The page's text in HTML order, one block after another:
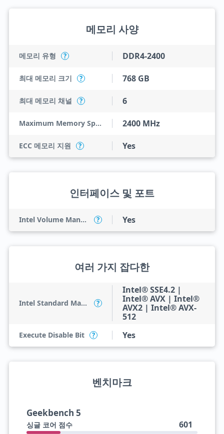
메모리 사양
메모리 유형 ? DDR4-2400
최대 메모리 크기 ? 768 GB
최대 메모리 채널 ? 6
Maximum Memory Speed 2400 MHz
ECC 메모리 지원 ? Yes
인터페이스 및 포트
Intel Volume Management Device (VMD) ? Yes
여러 가지 잡다한
Intel Standard Manageability (ISM) ?
Intel® SSE4.2 |
Intel® AVX | Intel®
AVX2 | Intel® AVX-
512
Execute Disable Bit ? Yes
벤치마크
Geekbench 5
싱글 코어 점수 601